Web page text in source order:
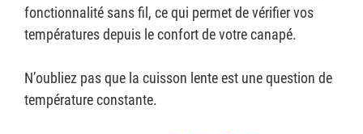
fonctionnalité sans fil, ce qui permet de vérifier vos
températures depuis le confort de votre canapé.
N’oubliez pas que la cuisson lente est une question de
température constante.